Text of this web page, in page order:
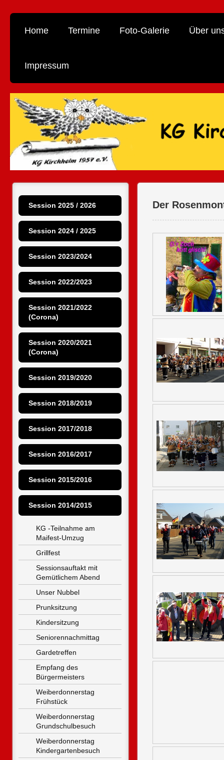
Home Termine Foto-Galerie Über
Impressum
Session 2025 / 2026
Session 2024 / 2025
Session 2023/2024
Session 2022/2023
Session 2021/2022
(Corona)
Session 2020/2021
(Corona)
Session 2019/2020
Session 2018/2019
Session 2017/2018
Session 2016/2017
Session 2015/2016
Session 2014/2015
KG -Teilnahme am
Maifest-Umzug
Grillfest
Sessionsauftakt mit
Gemütlichem Abend
Unser Nubbel
Prunksitzung
Kindersitzung
Seniorennachmittag
Gardetreffen
Empfang des
Bürgermeisters
Weiberdonnerstag
Frühstück
Weiberdonnerstag
Grundschulbesuch
Weiberdonnerstag
Kindergartenbesuch
Der